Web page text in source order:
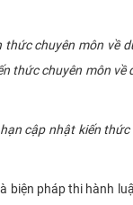
chuyên môn về
thức chuyên môn về
cập nhật kiến
biện pháp thi hành